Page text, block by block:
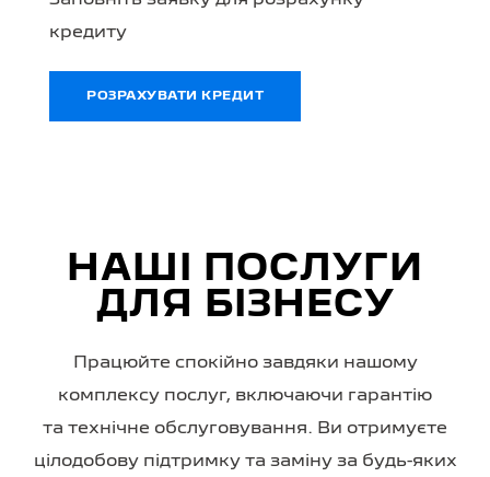
кредиту
РОЗРАХУВАТИ КРЕДИТ
НАШІ ПОСЛУГИ
ДЛЯ БІЗНЕСУ
Працюйте спокійно завдяки нашому
комплексу послуг, включаючи гарантію
та технічне обслуговування. Ви отримуєте
цілодобову підтримку та заміну за будь-яких